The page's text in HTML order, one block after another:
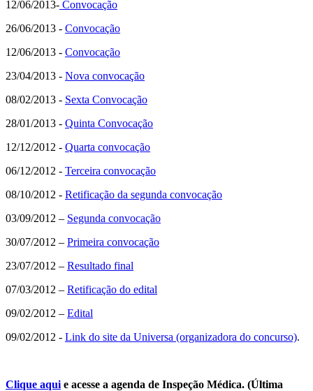
12/06/2013- Convocação
26/06/2013 - Convocação
12/06/2013 - Convocação
23/04/2013 - Nova convocação
08/02/2013 - Sexta Convocação
28/01/2013 - Quinta Convocação
12/12/2012 - Quarta convocação
06/12/2012 - Terceira convocação
08/10/2012 - Retificação da segunda convocação
03/09/2012 – Segunda convocação
30/07/2012 – Primeira convocação
23/07/2012 – Resultado final
07/03/2012 – Retificação do edital
09/02/2012 – Edital
09/02/2012 - Link do site da Universa (organizadora do concurso).
Clique aqui e acesse a agenda de Inspeção Médica. (Última